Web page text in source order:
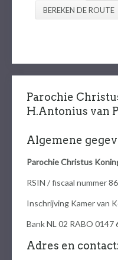
Parochie
H.Antonius van
Algemene
Parochie Christus
RSIN / fiscaal nummer
Inschrijving Kamer van
Bank NL 02 RABO 0147
Adres en contact: